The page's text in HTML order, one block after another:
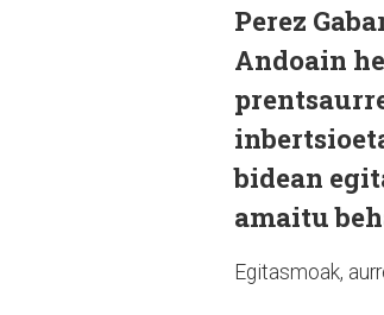
Perez
Andoain
bidean
amaitu
Egitasmoak,